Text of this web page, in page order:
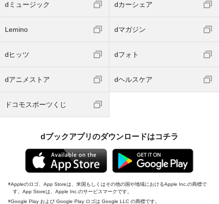
dミュージック dカーシェア
Lemino dマガジン
dヒッツ dフォト
dアニメストア dヘルスケア
ドコモスポーツくじ
dブックアプリのダウンロードはコチラ
Appleのロゴ、App Storeは、米国もしくはその他の国や地域におけるApple Inc.の商標で
す。App Storeは、Apple Inc.のサービスマークです。
Google Play および Google Play ロゴは Google LLC の商標です。